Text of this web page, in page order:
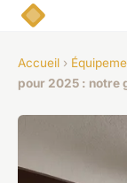
Accueil ›
pour 2025 : notre